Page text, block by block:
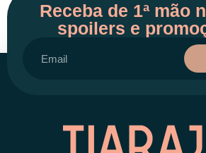
Receba de 1ª mão
spoilers e